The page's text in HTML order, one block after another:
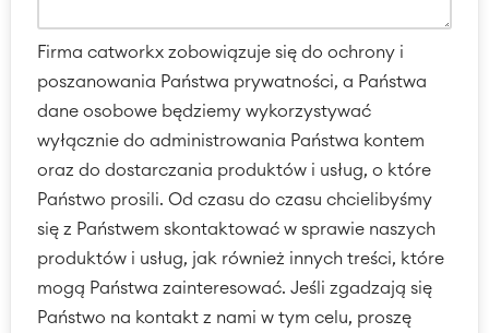
Firma catworkx zobowiązuje się do ochrony i
poszanowania Państwa prywatności, a Państwa
dane osobowe będziemy wykorzystywać
wyłącznie do administrowania Państwa kontem
oraz do dostarczania produktów i usług, o które
Państwo prosili. Od czasu do czasu chcielibyśmy
się z Państwem skontaktować w sprawie naszych
produktów i usług, jak również innych treści, które
mogą Państwa zainteresować. Jeśli zgadzają się
Państwo na kontakt z nami w tym celu, proszę